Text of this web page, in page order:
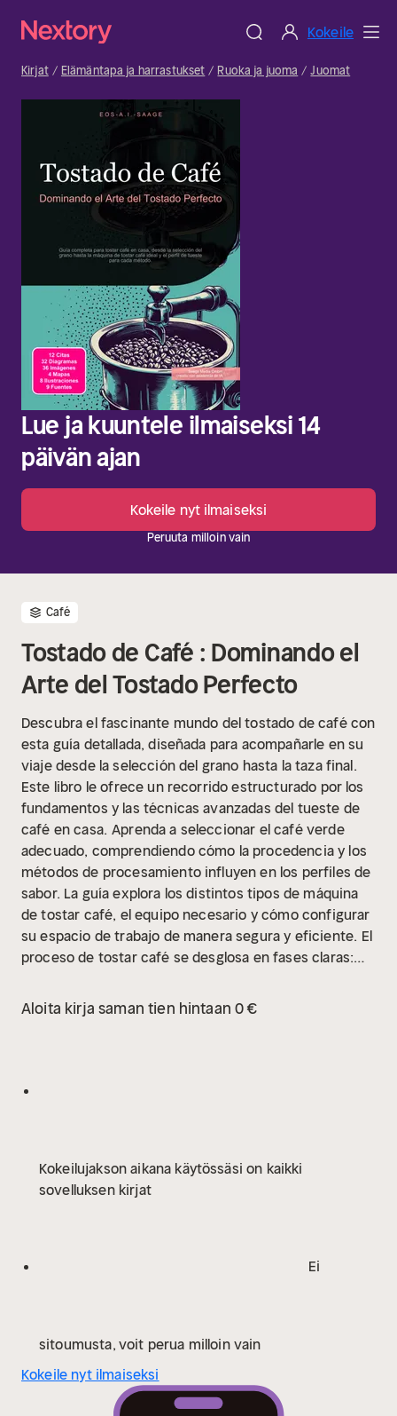
Kokeile
Kirjat Elämäntapa ja harrastukset Ruoka ja juoma Juomat
Lue ja kuuntele ilmaiseksi 14
päivän ajan
Kokeile nyt ilmaiseksi
Peruuta milloin vain
Café
Tostado de Café : Dominando el
Arte del Tostado Perfecto
Descubra el fascinante mundo del tostado de café con
esta guía detallada, diseñada para acompañarle en su
viaje desde la selección del grano hasta la taza final.
Este libro le ofrece un recorrido estructurado por los
fundamentos y las técnicas avanzadas del tueste de
café en casa. Aprenda a seleccionar el café verde
adecuado, comprendiendo cómo la procedencia y los
métodos de procesamiento influyen en los perfiles de
sabor. La guía explora los distintos tipos de máquina
de tostar café, el equipo necesario y cómo configurar
su espacio de trabajo de manera segura y eficiente. El
proceso de tostar café se desglosa en fases claras:
el primer y segundo crack. Obtendrá conocimientos
sobre cómo controlar el perfil de tueste mediante la
obra profundiza en la evaluación del resultado,
almacenamiento óptimo, la fase de desgasificación y
la identificación y corrección de errores comunes en
mezclas y las particularidades de tostar granos
para planificar, ejecutar y perfeccionar cada tueste,
aroma y el sabor de su café. Para este libro, hemos
apostado por tecnologías innovadoras, incluyendo
Aloita kirja saman tien hintaan 0 €
Kokeilujakson aikana käytössäsi on kaikki
sovelluksen kirjat
Ei
sitoumusta, voit perua milloin vain
Kokeile nyt ilmaiseksi